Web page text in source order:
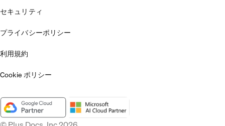
セキュリティ
プライバシーポリシー
利用規約
Cookie ポリシー